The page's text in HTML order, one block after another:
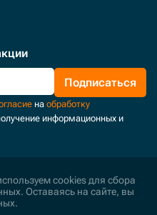
Подписаться
на обработку
информационных и
cookies для сбора
Оставаясь на сайте, вы